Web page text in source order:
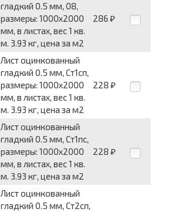
гладкий 0.5 мм, 08,
размеры: 1000x2000
мм, в листах, вес 1 кв.
м. 3.93 кг, цена за м2
286 ₽
Лист оцинкованный
гладкий 0.5 мм, Ст1сп,
размеры: 1000x2000
мм, в листах, вес 1 кв.
м. 3.93 кг, цена за м2
228 ₽
Лист оцинкованный
гладкий 0.5 мм, Ст1пс,
размеры: 1000x2000
мм, в листах, вес 1 кв.
м. 3.93 кг, цена за м2
228 ₽
Лист оцинкованный
гладкий 0.5 мм, Ст2сп,